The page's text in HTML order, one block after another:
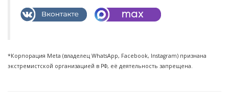
*Корпорация Meta (владелец WhatsApp, Facebook, Instagram) признана
экстремистской организацией в РФ, её деятельность запрещена.